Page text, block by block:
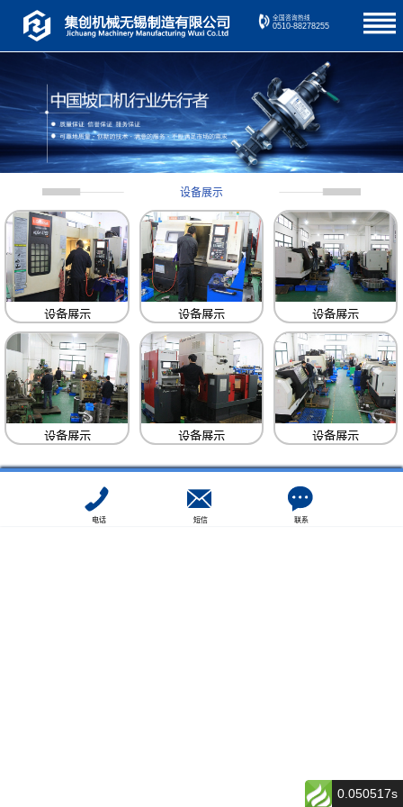
全国咨询热线
0510-88278255
设备展示
设备展示 设备展示 设备展示
设备展示 设备展示 设备展示
电话 短信 联系
0.050517s